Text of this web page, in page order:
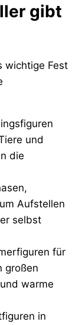
gibt
wichtige Fest
und
die
Aufstellen
selbst
für
großen
warme
in